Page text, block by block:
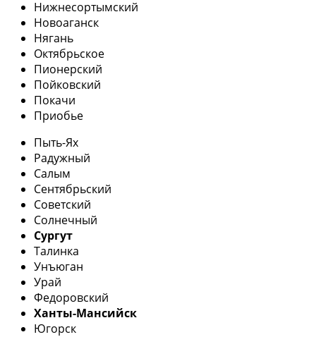
Нижнесортымский
Новоаганск
Нягань
Октябрьское
Пионерский
Пойковский
Покачи
Приобье
Пыть-Ях
Радужный
Салым
Сентябрьский
Советский
Солнечный
Сургут
Талинка
Унъюган
Урай
Федоровский
Ханты-Мансийск
Югорск